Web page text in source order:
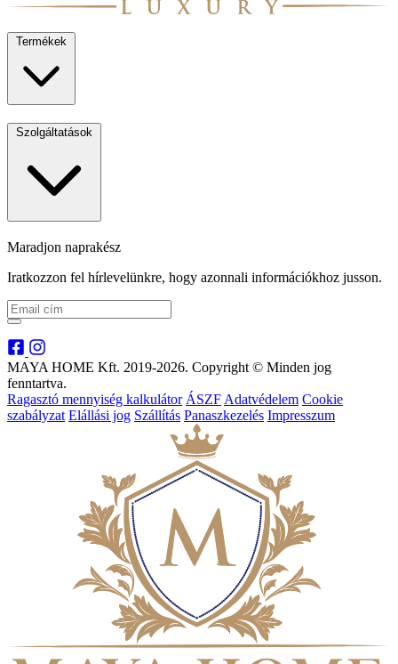
Termékek
Szolgáltatások
Maradjon naprakész
Iratkozzon fel hírlevelünkre, hogy azonnali információkhoz jusson.
MAYA HOME Kft. 2019-2026. Copyright © Minden jog
fenntartva.
Ragasztó mennyiség kalkulátor ÁSZF Adatvédelem Cookie
szabályzat Elállási jog Szállítás Panaszkezelés Impresszum